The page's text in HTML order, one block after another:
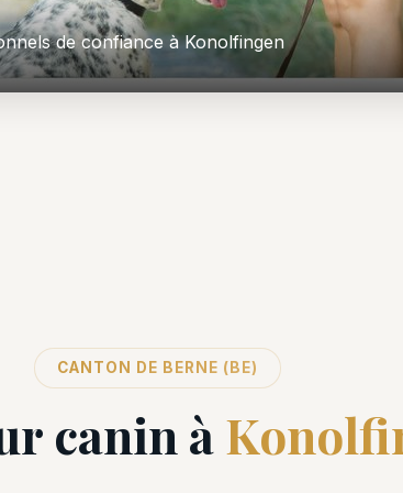
de confiance à Konolfingen
CANTON DE BERNE (BE)
canin à